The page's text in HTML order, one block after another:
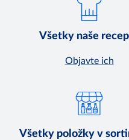
Všetky naše
Objavte ich
Všetky položky v